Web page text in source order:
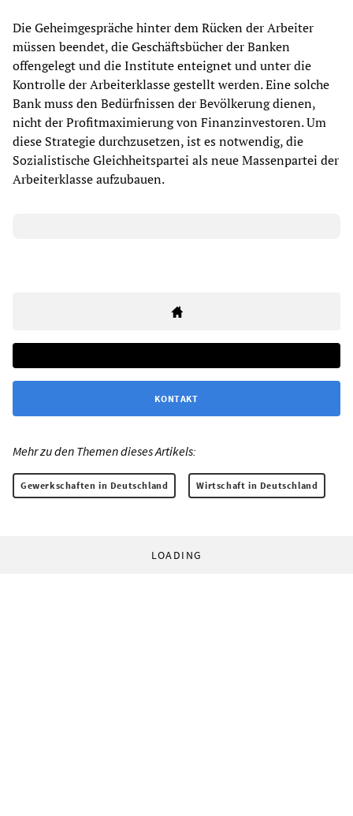
Die Geheimgespräche hinter dem Rücken der Arbeiter
müssen beendet, die Geschäftsbücher der Banken
offengelegt und die Institute enteignet und unter die
Kontrolle der Arbeiterklasse gestellt werden. Eine solche
Bank muss den Bedürfnissen der Bevölkerung dienen,
nicht der Profitmaximierung von Finanzinvestoren. Um
diese Strategie durchzusetzen, ist es notwendig, die
Sozialistische Gleichheitspartei als neue Massenpartei der
Arbeiterklasse aufzubauen.
KONTAKT
Mehr zu den Themen dieses Artikels:
Gewerkschaften in Deutschland Wirtschaft in Deutschland
LOADING